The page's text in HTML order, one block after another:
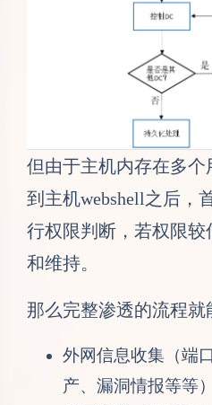
但由于主机内存在多
到主机webshell之后，
行权限判断，若权限
和维持。
那么完整渗透的流程就
外网信息收集（端
产、漏洞情报等等）